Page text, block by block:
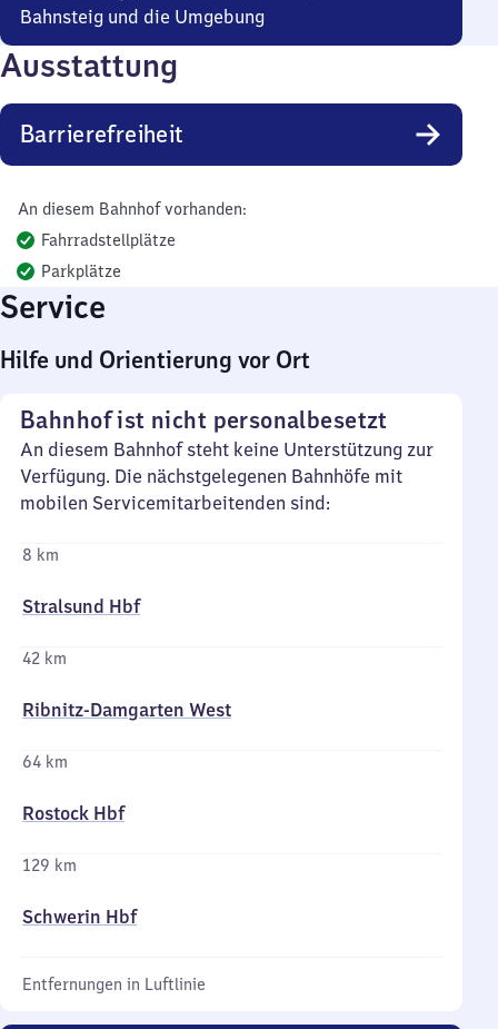
Bahnsteig und die Umgebung
Ausstattung
Barrierefreiheit
An diesem Bahnhof vorhanden:
Fahrradstellplätze
Parkplätze
Service
Hilfe und Orientierung vor Ort
Bahnhof ist nicht personalbesetzt
An diesem Bahnhof steht keine Unterstützung zur
Verfügung. Die nächstgelegenen Bahnhöfe mit
mobilen Servicemitarbeitenden sind:
8 km
Stralsund Hbf
42 km
Ribnitz-Damgarten West
64 km
Rostock Hbf
129 km
Schwerin Hbf
Entfernungen in Luftlinie